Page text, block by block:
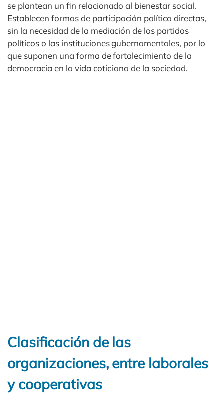
se plantean un fin relacionado al bienestar social.
Establecen formas de participación política directas,
sin la necesidad de la mediación de los partidos
políticos o las instituciones gubernamentales, por lo
que suponen una forma de fortalecimiento de la
democracia en la vida cotidiana de la sociedad.
Clasificación de las
organizaciones, entre laborales
y cooperativas